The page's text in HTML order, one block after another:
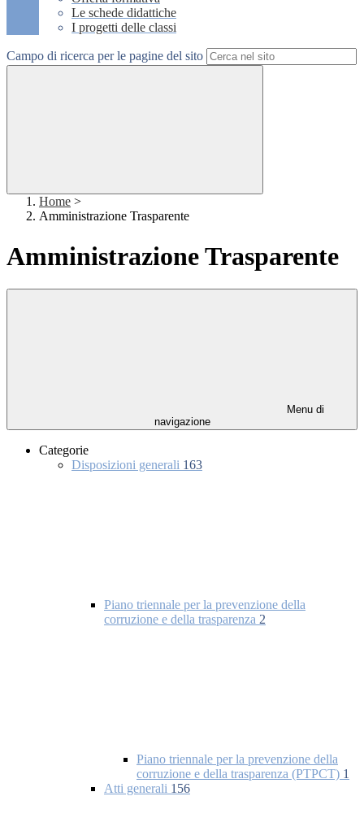
Le schede didattiche
I progetti delle classi
Campo di ricerca per le pagine del sito
Home >
Amministrazione Trasparente
Amministrazione Trasparente
Menu di
navigazione
Categorie
Disposizioni generali 163
Piano triennale per la prevenzione della
corruzione e della trasparenza 2
Piano triennale per la prevenzione della
corruzione e della trasparenza (PTPCT) 1
Atti generali 156